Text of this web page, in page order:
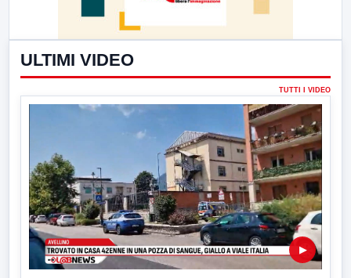
ULTIMI VIDEO
TUTTI I VIDEO
▶